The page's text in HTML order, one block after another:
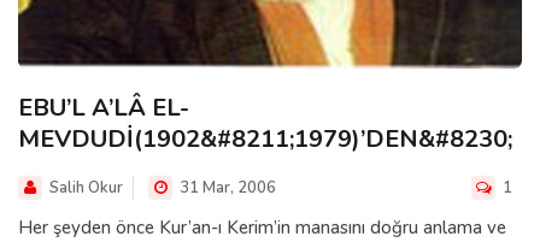
EBU’L A’LÂ EL-
MEVDUDİ(1902&#8211;1979)’DEN&#8230;
Salih Okur 31 Mar, 2006 1
Her şeyden önce Kur’an-ı Kerim’in manasını doğru anlama ve